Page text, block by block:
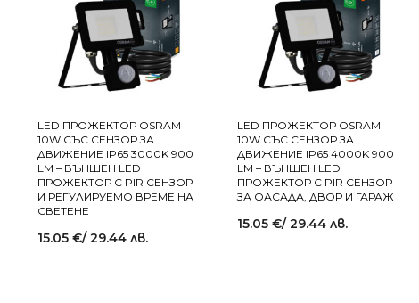
LED ПРОЖЕКТОР OSRAM
10W СЪС СЕНЗОР ЗА
ДВИЖЕНИЕ IP65 3000K 900
LM – ВЪНШЕН LED
ПРОЖЕКТОР С PIR СЕНЗОР
И РЕГУЛИРУЕМО ВРЕМЕ НА
СВЕТЕНЕ
15.05 €/ 29.44 лв.
LED ПРОЖЕКТОР OSRAM
10W СЪС СЕНЗОР ЗА
ДВИЖЕНИЕ IP65 4000K 900
LM – ВЪНШЕН LED
ПРОЖЕКТОР С PIR СЕНЗОР
ЗА ФАСАДА, ДВОР И ГАРАЖ
15.05 €/ 29.44 лв.